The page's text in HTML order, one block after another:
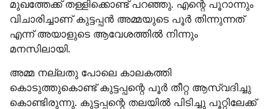
മുഖത്തേക്ക് തള്ളിക്കൊണ്ട് പറഞ്ഞു. എന്റെ പൂറാന്നും
വിചാരിച്ചാണ് കുട്ടപ്പൻ അമ്മയുടെ പൂർ തിന്നുന്നത്
എന്ന് അയാളുടെ ആവേശത്തിൽ നിന്നും
മനസിലായി.
അമ്മ നല്ലതു പോലെ കാലകത്തി
കൊടുത്തുകൊണ്ട് കുട്ടപ്പന്റെ പൂർ തീറ്റ ആസ്വദിച്ചു
കൊണ്ടിരുന്നു. കുട്ടപ്പന്റെ തലയിൽ പിടിച്ചു പൂറ്റിലേക്ക്